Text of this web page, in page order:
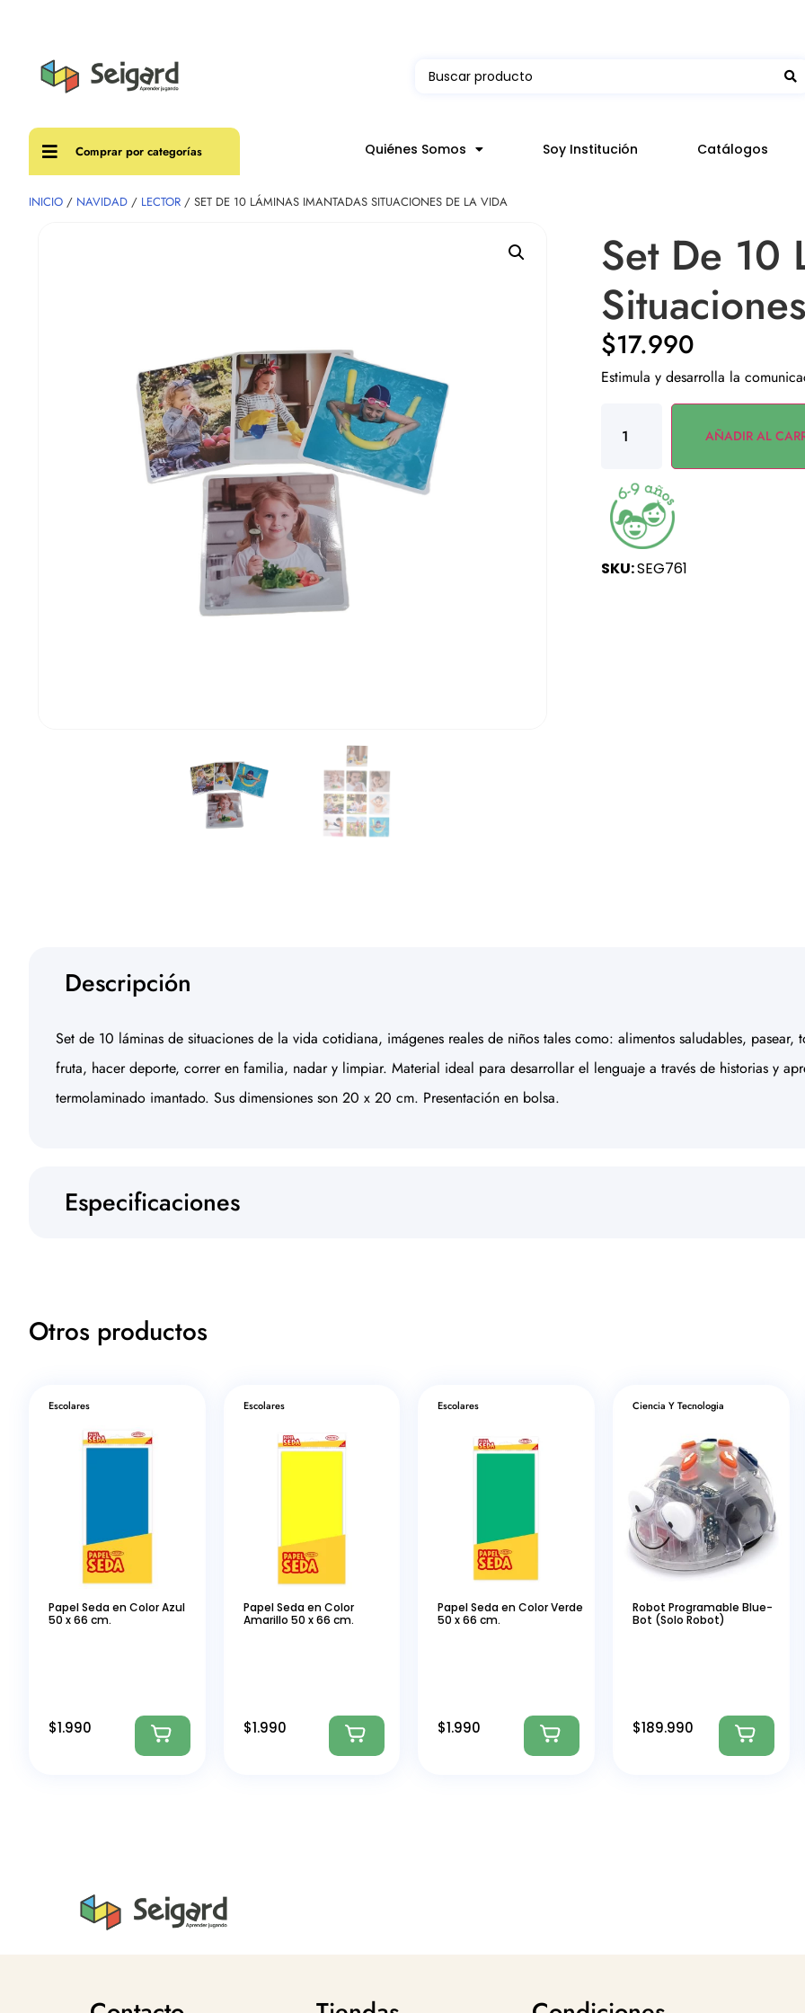
Comprar por categorías Quiénes Somos Soy Institución Catálogos
INICIO / NAVIDAD / LECTOR / SET DE 10 LÁMINAS IMANTADAS SITUACIONES DE LA VIDA
Set De 10
$17.990
Estimula y desarrolla la
AÑADIR AL
SKU:SEG761
Descripción
Set de 10 láminas de situaciones de la vida cotidiana, imágenes reales de niños tales como: alimentos saludables,
fruta, hacer deporte, correr en familia, nadar y limpiar. Material ideal para desarrollar el lenguaje a través de historias y
termolaminado imantado. Sus dimensiones son 20 x 20 cm. Presentación en bolsa.
Especificaciones
Otros productos
Escolares
Papel Seda en Color Azul
50 x 66 cm.
$1.990
Escolares
Papel Seda en Color
Amarillo 50 x 66 cm.
$1.990
Escolares
Papel Seda en Color Verde
50 x 66 cm.
$1.990
Ciencia Y Tecnologia
Robot Programable Blue-
Bot (Solo Robot)
$189.990